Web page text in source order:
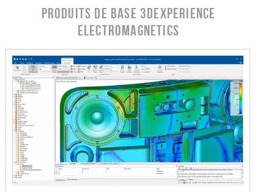
PRODUITS DE BASE 3DEXPERIENCE
Electromagnetics